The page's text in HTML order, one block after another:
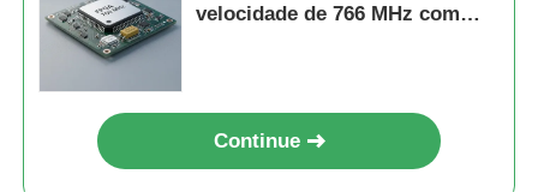
velocidade de 766 MHz com
Continue